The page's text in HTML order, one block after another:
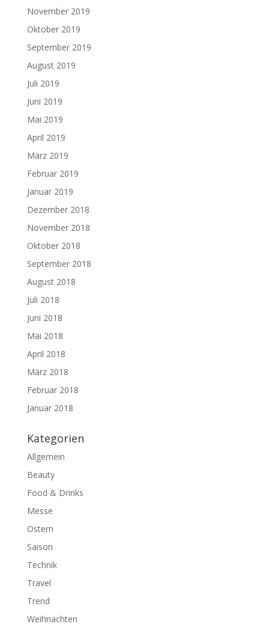
November 2019
Oktober 2019
September 2019
August 2019
Juli 2019
Juni 2019
Mai 2019
April 2019
März 2019
Februar 2019
Januar 2019
Dezember 2018
November 2018
Oktober 2018
September 2018
August 2018
Juli 2018
Juni 2018
Mai 2018
April 2018
März 2018
Februar 2018
Januar 2018
Kategorien
Allgemein
Beauty
Food & Drinks
Messe
Ostern
Saison
Technik
Travel
Trend
Weihnachten